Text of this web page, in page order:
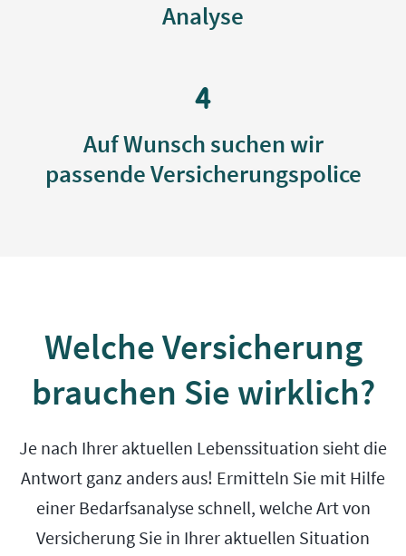
Analyse
Auf Wunsch suchen wir
passende Versicherungspolice
Welche Versicherung
brauchen Sie wirklich?
Je nach Ihrer aktuellen Lebenssituation sieht die
Antwort ganz anders aus! Ermitteln Sie mit Hilfe
einer Bedarfsanalyse schnell, welche Art von
Versicherung Sie in Ihrer aktuellen Situation